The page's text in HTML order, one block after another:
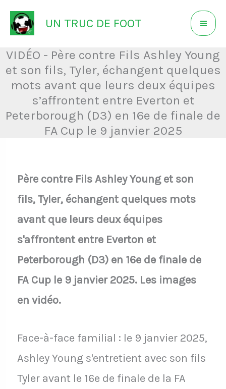
Aller
au
contenu
UN TRUC DE FOOT
VIDÉO - Père contre Fils Ashley Young
et son fils, Tyler, échangent quelques
mots avant que leurs deux équipes
s’affrontent entre Everton et
Peterborough (D3) en 16e de finale de
FA Cup le 9 janvier 2025
Père contre Fils Ashley Young et son
fils, Tyler, échangent quelques mots
avant que leurs deux équipes
s'affrontent entre Everton et
Peterborough (D3) en 16e de finale de
FA Cup le 9 janvier 2025. Les images
en vidéo.
Face-à-face familial : le 9 janvier 2025,
Ashley Young s'entretient avec son fils
Tyler avant le 16e de finale de la FA